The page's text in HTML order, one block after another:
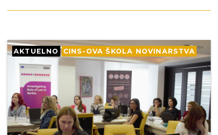
AKTUELNO CINS-OVA ŠKOLA NOVINARSTVA